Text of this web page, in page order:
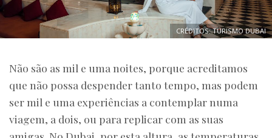
CRÉDITOS: TURISMO DUBAI
Não são as mil e uma noites, porque acreditamos
que não possa despender tanto tempo, mas podem
ser mil e uma experiências a contemplar numa
viagem, a dois, ou para replicar com as suas